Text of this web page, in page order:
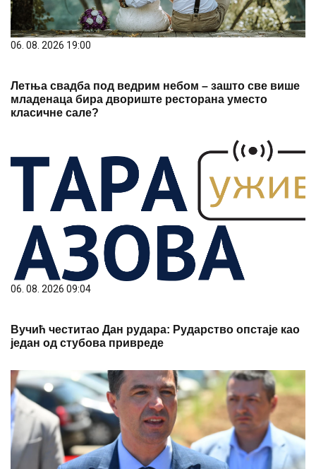
06. 08. 2026 19:00
Летња свадба под ведрим небом – зашто све више
младенаца бира двориште ресторана уместо
класичне сале?
06. 08. 2026 09:04
Вучић честитао Дан рудара: Рударство опстаје као
један од стубова привреде